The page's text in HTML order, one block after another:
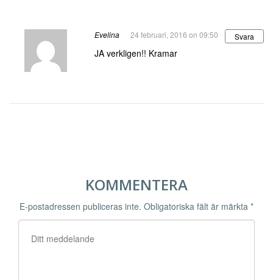
Evelina 24 februari, 2016 on 09:50 Svara
JA verkligen!! Kramar
KOMMENTERA
E-postadressen publiceras inte. Obligatoriska fält är märkta *